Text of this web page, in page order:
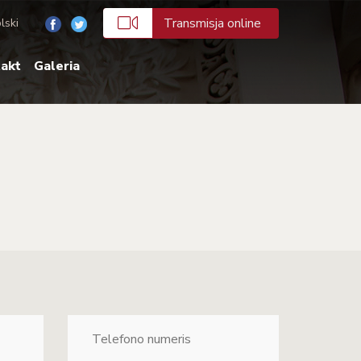
Transmisja online
Galeria